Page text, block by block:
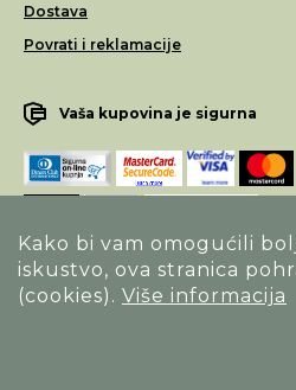
Kako bi vam omogućili
iskustvo, ova stranica
(cookies). Više informacija
Dostava
Povrati i reklamacije
Vaša kupovina je sigurna
Opći uvjeti poslovanja
Sva prava pridržana. Alfa